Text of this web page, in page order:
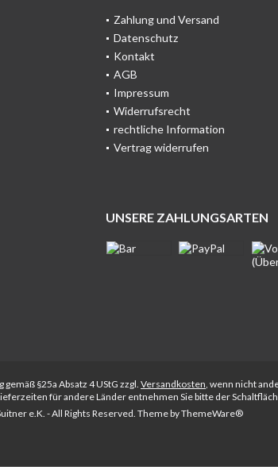
Zahlung und Versand
Datenschutz
Kontakt
AGB
Impressum
Widerrufsrecht
rechtliche Information
Vertrag widerrufen
UNSERE ZAHLUNGSARTEN
§25a Absatz 4 UStG zzgl. Versandkosten, wenn nicht
für andere Länder entnehmen Sie bitte der
e.K. - All Rights Reserved. Theme byThemeWare®